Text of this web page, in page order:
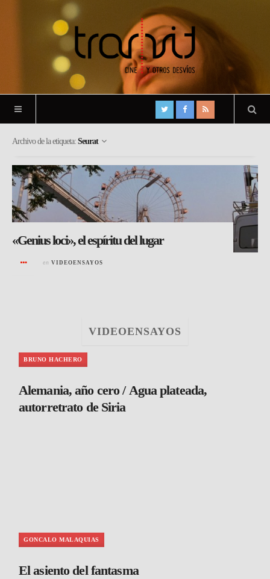
Archivo de la etiqueta: Seurat
«Genius loci», el espíritu del lugar
en VIDEOENSAYOS
VIDEOENSAYOS
BRUNO HACHERO
Alemania, año cero / Agua plateada,
autorretrato de Siria
GONCALO MALAQUIAS
El asiento del fantasma